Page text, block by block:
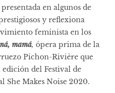
en algunos de
y reflexiona
feminista en los
mamá, ópera prima de la
Pichon-Rivière que
del Festival de
She Makes Noise 2020.